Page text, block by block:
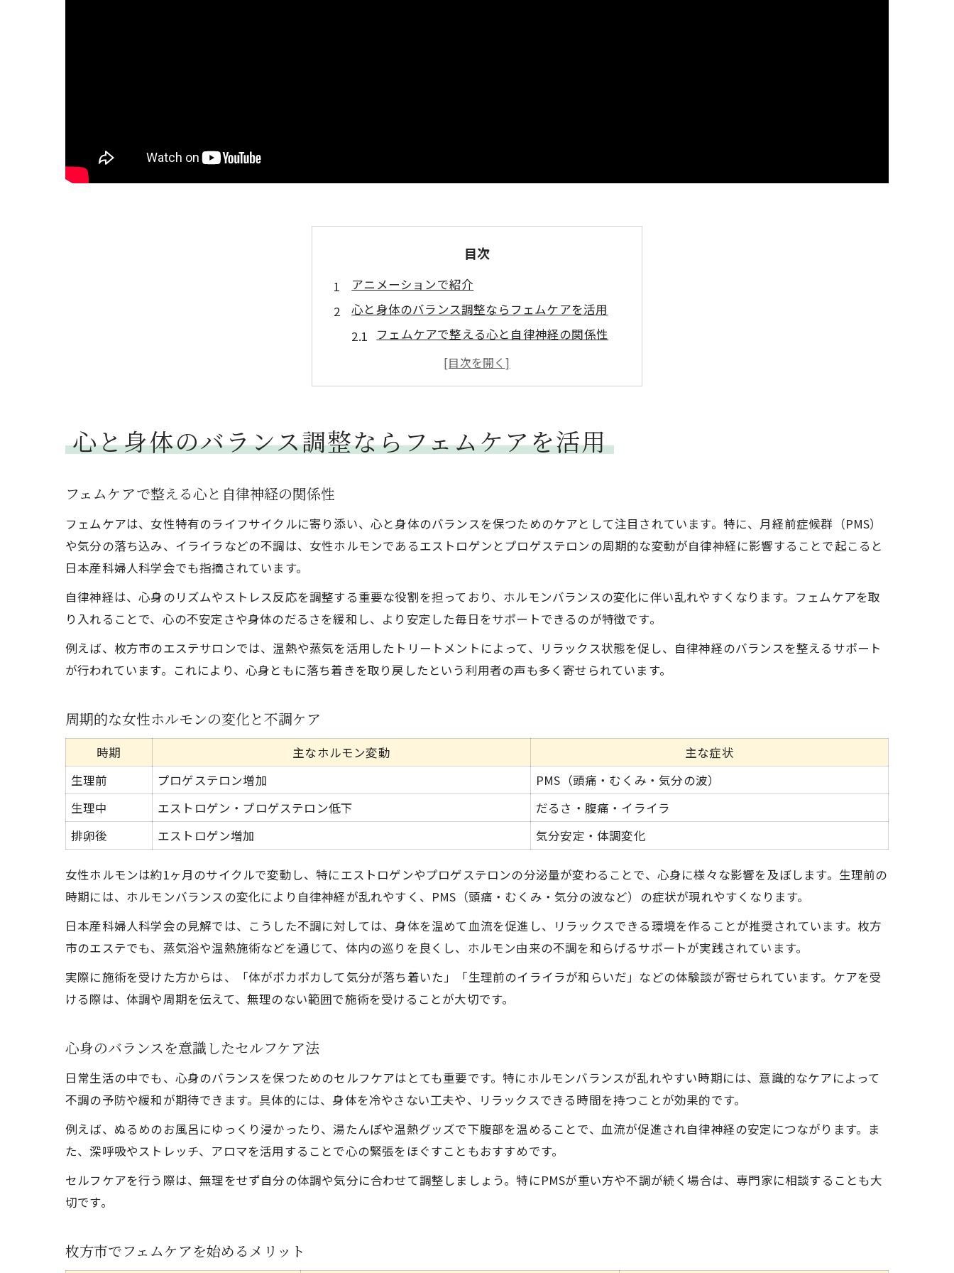
目次
アニメーションで紹介
心と身体のバランス調整ならフェムケアを活用
フェムケアで整える心と自律神経の関係性
周期的な女性ホルモンの変化と不調ケア
心身のバランスを意識したセルフケア法
自律神経が乱れやすい時期の過ごし方
月経前の不調に寄り添う自律神経ケア入門
ホルモン周期から考えるセルフケアのコツ
フェムケアで実感するPMSケアの新常識
大阪府枚方市で受けられるPMSケア例
女性ホルモンの周期とPMSの関係解説
自律神経の乱れを和らげる施術体験の流れ
エステ施術の流れとフェムケアの特徴比較
施術前に確認したい安心ポイント一覧
自律神経ケアを重視した施術内容の解説
施術後の変化を感じやすい過ごし方
女性ホルモン変動を意識した心身サポート法
ホルモン周期別おすすめフェムケア一覧
自律神経を整える生活リズムの作り方
PMS期のセルフサポート実践法
むくみや冷え対策に有効なケア例
枚方市で利用できる相談窓口比較表
フェムケア相談時のよくある質問集
匿名で相談できるサポート体制の特徴
初めての相談でも安心な流れを解説
電話相談と対面相談の違いと選び方
心と身体のバランス調整ならフェムケアを活用
フェムケアで整える心と自律神経の関係性
フェムケアは、女性特有のライフサイクルに寄り添い、心と身体のバランスを保つためのケアとして注目されています。特に、月経前症候群（PMS）
や気分の落ち込み、イライラなどの不調は、女性ホルモンであるエストロゲンとプロゲステロンの周期的な変動が自律神経に影響することで起こると
日本産科婦人科学会でも指摘されています。
自律神経は、心身のリズムやストレス反応を調整する重要な役割を担っており、ホルモンバランスの変化に伴い乱れやすくなります。フェムケアを取
り入れることで、心の不安定さや身体のだるさを緩和し、より安定した毎日をサポートできるのが特徴です。
例えば、枚方市のエステサロンでは、温熱や蒸気を活用したトリートメントによって、リラックス状態を促し、自律神経のバランスを整えるサポート
が行われています。これにより、心身ともに落ち着きを取り戻したという利用者の声も多く寄せられています。
周期的な女性ホルモンの変化と不調ケア
時期 主なホルモン変動
主な症状
生理前
プロゲステロン増加
PMS（頭痛・むくみ・気分の波）
生理中
エストロゲン・プロゲステロン低下
だるさ・腹痛・イライラ
排卵後
エストロゲン増加 気分安定・体調変化
女性ホルモンは約1ヶ月のサイクルで変動し、特にエストロゲンやプロゲステロンの分泌量が変わることで、心身に様々な影響を及ぼします。生理前の
時期には、ホルモンバランスの変化により自律神経が乱れやすく、PMS（頭痛・むくみ・気分の波など）の症状が現れやすくなります。
日本産科婦人科学会の見解では、こうした不調に対しては、身体を温めて血流を促進し、リラックスできる環境を作ることが推奨されています。枚方
市のエステでも、蒸気浴や温熱施術などを通じて、体内の巡りを良くし、ホルモン由来の不調を和らげるサポートが実践されています。
実際に施術を受けた方からは、「体がポカポカして気分が落ち着いた」「生理前のイライラが和らいだ」などの体験談が寄せられています。ケアを受
ける際は、体調や周期を伝えて、無理のない範囲で施術を受けることが大切です。
心身のバランスを意識したセルフケア法
日常生活の中でも、心身のバランスを保つためのセルフケアはとても重要です。特にホルモンバランスが乱れやすい時期には、意識的なケアによって
不調の予防や緩和が期待できます。具体的には、身体を冷やさない工夫や、リラックスできる時間を持つことが効果的です。
例えば、ぬるめのお風呂にゆっくり浸かったり、湯たんぽや温熱グッズで下腹部を温めることで、血流が促進され自律神経の安定につながります。ま
た、深呼吸やストレッチ、アロマを活用することで心の緊張をほぐすこともおすすめです。
セルフケアを行う際は、無理をせず自分の体調や気分に合わせて調整しましょう。特にPMSが重い方や不調が続く場合は、専門家に相談することも大
切です。
枚方市でフェムケアを始めるメリット